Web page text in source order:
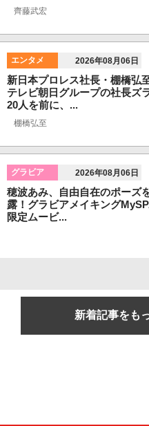
齊藤武宏
エンタメ 2026年08月06日
新日本プロレス社長・棚橋弘
テレビ朝日グループの社長ズ
20人を前に、...
棚橋弘至
グラビア 2026年08月06日
穂波あみ、自由自在のポーズ
露！グラビアメイキング
限定ムービ...
新着記事をも